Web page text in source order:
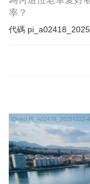
率？
代碼